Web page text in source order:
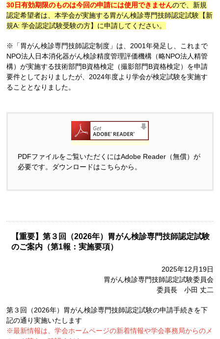
30日有効期限のものは今回の申請には使用できませんので、新規
認定希望者は、本学会が実施する胃がん検診専門技師認定試験【新
規A: 学会認定試験受験の方】に申請してください。
※「胃がん検診専門技師認定制度」は、2001年発足し、これまで
NPO法人日本消化器がん検診精度管理評価機構（略NPO法人精管
構）が実施する技術部門B資格検定（撮影部門B資格検定）を申請
要件としておりましたが、2024年度より学会が検定試験を実施す
ることとなりました。
PDFファイルをご覧いただくにはAdobe Reader（無償）が
必要です。ダウンロードはこちらから。
【重要】第３回（2026年）胃がん検診専門技師認定試験
のご案内（第1報：実施要項）
2025年12月19日
胃がん検診専門技師認定試験委員会
委員長 小田 丈二
第３回（2026年）胃がん検診専門技師認定試験の申請手続きを下
記の通り実施いたします
※最新情報は、学会ホームページの新着情報や学会事務局からのメ